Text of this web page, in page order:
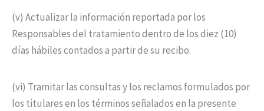
(v) Actualizar la información reportada por los
Responsables del tratamiento dentro de los diez (10)
días hábiles contados a partir de su recibo.
(vi) Tramitar las consultas y los reclamos formulados por
los titulares en los términos señalados en la presente